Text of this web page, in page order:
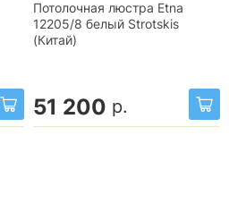
Потолочная люстра Etna
12205/8 белый Strotskis
(Китай)
51 200 р.